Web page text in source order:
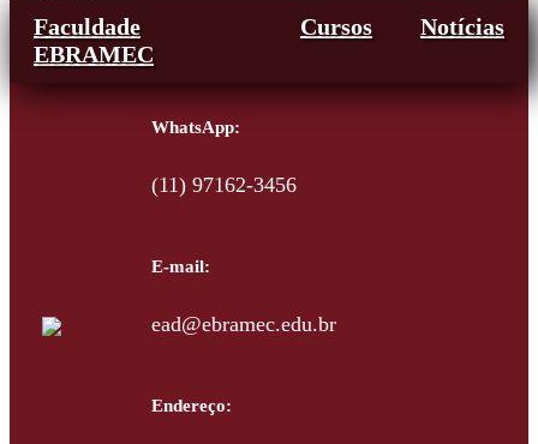
Faculdade
EBRAMEC
Cursos Notícias
WhatsApp:
(11) 97162-3456
E-mail:
ead@ebramec.edu.br
Endereço: